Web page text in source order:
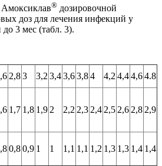
Амоксиклав® дозировочной
доз для лечения инфекций у
3 мес (табл. 3).
2,83 3,23,43,63,84 4,24,44,64.8
1,7 1,8 1,92 2,22,32,42,52,62,82,9
0,80,9 1 1 1,1 1,1 1,2 1,3 1,3 1,4 1,4